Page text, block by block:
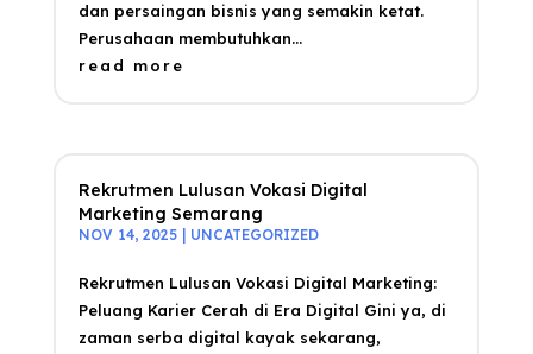
dan persaingan bisnis yang semakin ketat.
Perusahaan membutuhkan...
read more
Rekrutmen Lulusan Vokasi Digital
Marketing Semarang
NOV 14, 2025| UNCATEGORIZED
Rekrutmen Lulusan Vokasi Digital Marketing:
Peluang Karier Cerah di Era Digital Gini ya, di
zaman serba digital kayak sekarang,